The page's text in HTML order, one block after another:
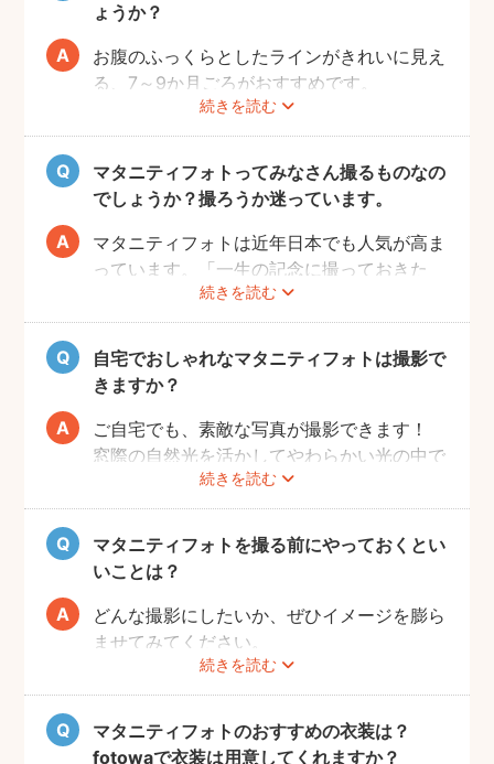
ょうか？
続きを読む
お腹のふっくらとしたラインがきれいに見え
る、7～9か月ごろがおすすめです。
赤ちゃんが出産予定日よりも早く誕生するこ
ともありますので、臨月までの撮影をご検討
いただければと思います。
マタニティフォトってみなさん撮るものなの
でしょうか？撮ろうか迷っています。
続きを読む
マタニティフォトは近年日本でも人気が高ま
っています。「一生の記念に撮っておきた
い」と考える方が増えているようです。
また、マタニティフォトを撮るべきか迷って
いらっしゃる方の多くに、「衣装がはずかし
い」「素肌を見られたくない」と考える方も
多いようです。
fotowaではご自宅への出張も可能ですの
で、ご夫婦らしい装いで自然体なマタニティ
フォトを撮影いただけます。
ご近所の公園でカジュアルに撮影したり、素
肌をみせる衣装ではご自宅で撮影するなど、
撮影時間の範囲内でシーンを変えることも可
能です。
自宅でおしゃれなマタニティフォトは撮影で
きますか？
続きを読む
ご自宅でも、素敵な写真が撮影できます！
窓際の自然光を活かしてやわらかい光の中で
撮影するのが人気です。妊婦さんはお部屋の
お片付けも大変かと思いますが、撮影したい
場所周辺だけお片付けいただく程度で大丈夫
です。
マタニティフォトを撮る前にやっておくとい
いことは？
続きを読む
どんな撮影にしたいか、ぜひイメージを膨ら
ませてみてください。
Instagramやママ向けの雑誌などで、素敵な
撮影事例を見たり、サッシュベルト等の撮影
小物について情報収集するのも楽しいです
よ。また、何より大事なのは被写体のママと
マタニティフォトのおすすめの衣装は？
fotowaで衣装は用意してくれますか？